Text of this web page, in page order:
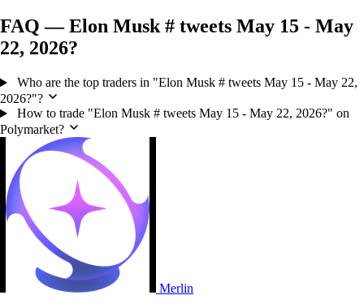
FAQ — Elon Musk # tweets May 15 - May
22, 2026?
Who are the top traders in "Elon Musk # tweets May 15 - May 22,
2026?"?
How to trade "Elon Musk # tweets May 15 - May 22, 2026?" on
Polymarket?
Merlin